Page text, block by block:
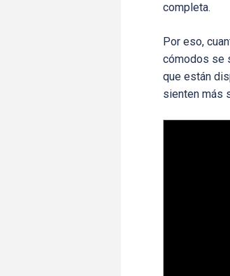
completa.
Por eso,
cómodos se
que están
sienten más